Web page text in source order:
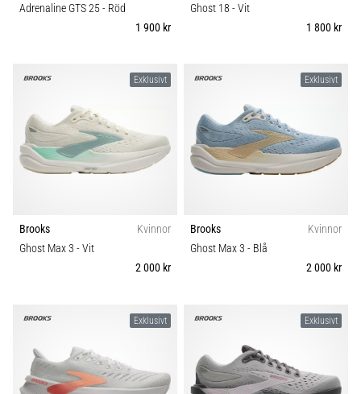
Adrenaline GTS 25- Röd
1 900 kr
Ghost 18 - Vit
1 800 kr
Exklusivt
Brooks
Kvinnor
Ghost Max 3 - Vit
2 000 kr
Exklusivt
Brooks
Kvinnor
Ghost Max 3 - Blå
2 000 kr
Exklusivt Exklusivt